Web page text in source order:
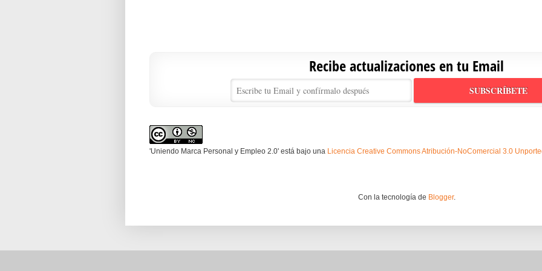
Recibe actualizaciones en tu Email
'Uniendo Marca Personal y Empleo 2.0' está bajo una Licencia Creative Commons Atribución-NoComercial 3.0
Con la tecnología de Blogger.